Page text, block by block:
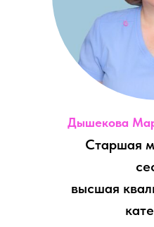
Дышекова
Старшая
высшая